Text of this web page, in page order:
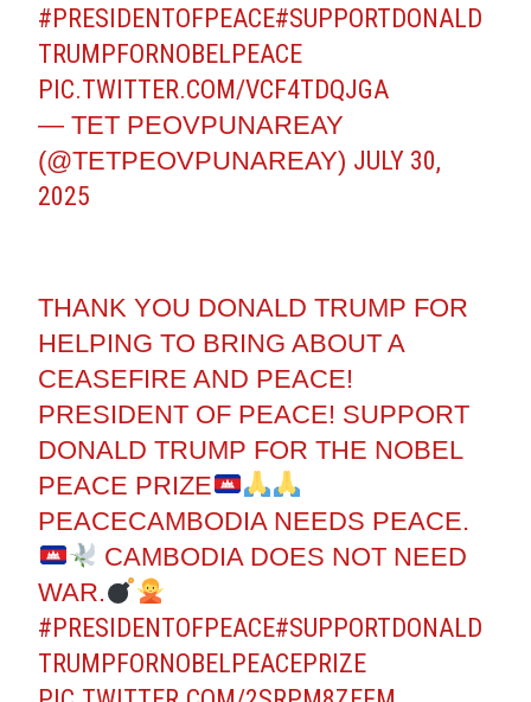
#PRESIDENTOFPEACE#SUPPORTDONALD
TRUMPFORNOBELPEACE
PIC.TWITTER.COM/VCF4TDQJGA
— TET PEOVPUNAREAY
(@TETPEOVPUNAREAY) JULY 30,
2025
THANK YOU DONALD TRUMP FOR
HELPING TO BRING ABOUT A
CEASEFIRE AND PEACE!
PRESIDENT OF PEACE! SUPPORT
DONALD TRUMP FOR THE NOBEL
PEACE PRIZE
PEACECAMBODIA NEEDS PEACE.
CAMBODIA DOES NOT NEED
WAR.
#PRESIDENTOFPEACE#SUPPORTDONALD
TRUMPFORNOBELPEACEPRIZE